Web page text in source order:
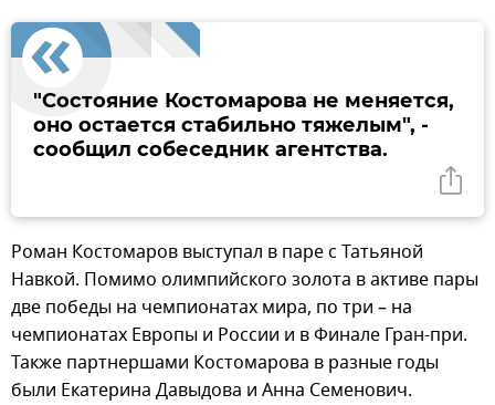
"Состояние Костомарова не меняется,
оно остается стабильно тяжелым", -
сообщил собеседник агентства.
Роман Костомаров выступал в паре с Татьяной
Навкой. Помимо олимпийского золота в активе пары
две победы на чемпионатах мира, по три – на
чемпионатах Европы и России и в Финале Гран-при.
Также партнершами Костомарова в разные годы
были Екатерина Давыдова и Анна Семенович.